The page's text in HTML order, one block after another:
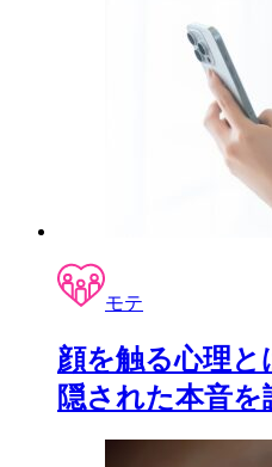
モテ
顔を触る心理と
隠された本音を